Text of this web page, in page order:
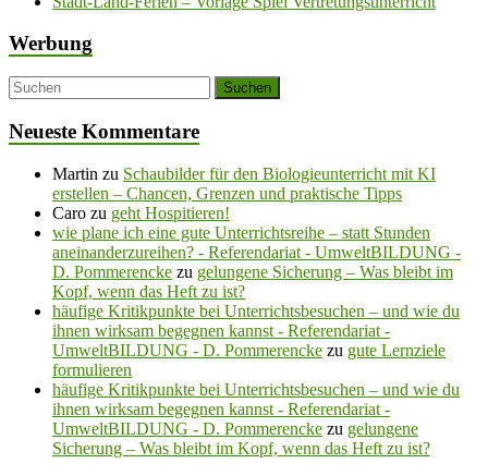
Werbung
Neueste Kommentare
Martin zu Schaubilder für den Biologieunterricht mit KI
erstellen – Chancen, Grenzen und praktische Tipps
Caro zu geht Hospitieren!
wie plane ich eine gute Unterrichtsreihe – statt Stunden
aneinanderzureihen? - Referendariat - UmweltBILDUNG -
D. Pommerencke zu gelungene Sicherung – Was bleibt im
Kopf, wenn das Heft zu ist?
häufige Kritikpunkte bei Unterrichtsbesuchen – und wie du
ihnen wirksam begegnen kannst - Referendariat -
UmweltBILDUNG - D. Pommerencke zu gute Lernziele
formulieren
häufige Kritikpunkte bei Unterrichtsbesuchen – und wie du
ihnen wirksam begegnen kannst - Referendariat -
UmweltBILDUNG - D. Pommerencke zu gelungene
Sicherung – Was bleibt im Kopf, wenn das Heft zu ist?